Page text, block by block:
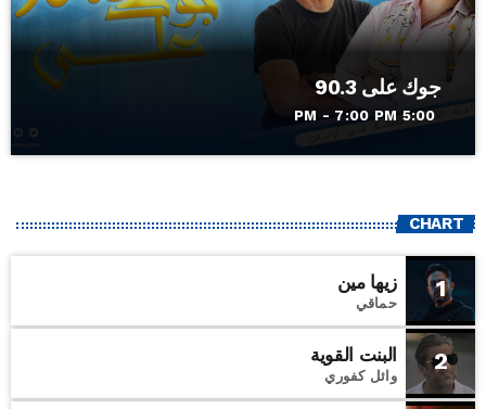
جوك على 90.3
5:00 PM - 7:00 PM
CHART
1 زيها مين
حماقي
2 البنت القوية
وائل كفوري